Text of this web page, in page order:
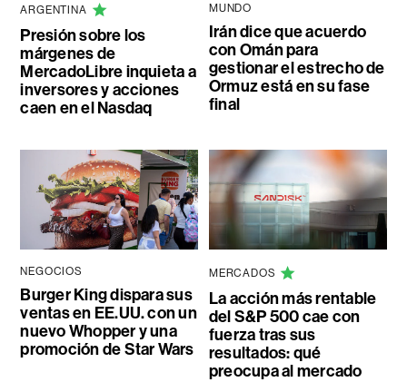
ARGENTINA
Presión sobre los
márgenes de
MercadoLibre inquieta a
inversores y acciones
caen en el Nasdaq
MUNDO
Irán dice que acuerdo
con Omán para
gestionar el estrecho de
Ormuz está en su fase
final
NEGOCIOS
Burger King dispara sus
ventas en EE.UU. con un
nuevo Whopper y una
promoción de Star Wars
MERCADOS
La acción más rentable
del S&P 500 cae con
fuerza tras sus
resultados: qué
preocupa al mercado